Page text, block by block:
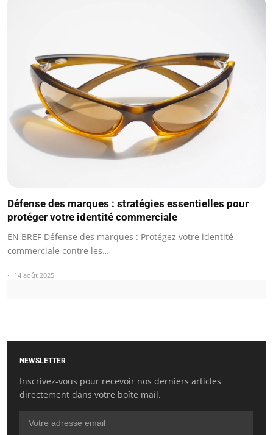
Défense des marques : stratégies essentielles pour
protéger votre identité commerciale
EN BREF Défense des marques : Protégez votre identité
commerciale contre les…
14 août 2025
NEWSLETTER
Inscrivez-vous pour recevoir nos derniers articles
directement dans votre boîte mail.